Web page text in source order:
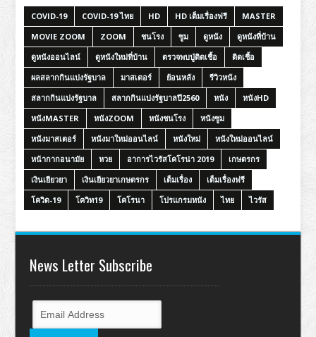
COVID-19 COVID-19 ไทย HD HD เต็มเรื่องฟรี
MASTER
MOVIE ZOOM
ZOOM ชนโรง ซูม ดูหนัง
ดูหนังที่บ้าน
ดูหนังออนไลน์
ดูหนังใหม่ที่บ้าน ตรวจพบปู่ติดเชื้อ
ติดเชื้อ
ผลสลากกินแบ่งรัฐบาล
มาสเตอร์ ย้อนหลัง
รีวิวหนัง
สลากกินแบ่งรัฐบาล
สลากกินแบ่งรัฐบาลปี2560 หนัง
หนังHD
หนังMASTER
หนังZOOM หนังชนโรง
หนังซูม
หนังมาสเตอร์
หนังมาใหม่ออนไลน์ หนังใหม่
หนังใหม่ออนไลน์
หน้ากากอนามัย
หวย อาการไวรัสโคโรน่า 2019
เกษตรกร
เงินเยียวยา
เงินเยียวยาเกษตรกร เต็มเรื่อง
เต็มเรื่องฟรี
โควิด-19
โควิท19 โคโรนา โปรแกรมหนัง ไทย ไวรัส
News Letter Subscribe